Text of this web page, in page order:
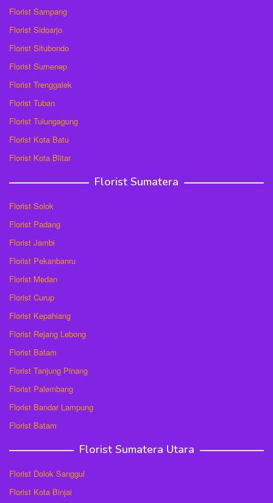
Florist Sampang
Florist Sidoarjo
Florist Situbondo
Florist Sumenep
Florist Trenggalek
Florist Tuban
Florist Tulungagung
Florist Kota Batu
Florist Kota Blitar
Florist Sumatera
Florist Solok
Florist Padang
Florist Jambi
Florist Pekanbanru
Florist Medan
Florist Curup
Florist Kepahiang
Florist Rejang Lebong
Florist Batam
Florist Tanjung Pinang
Florist Palembang
Florist Bandar Lampung
Florist Batam
Florist Sumatera Utara
Florist Dolok Sanggul
Florist Kota Binjai